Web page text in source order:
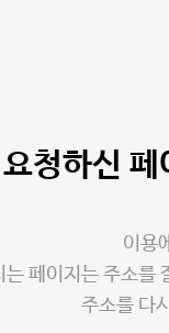
요청하신 페
이용
는 페이지는 주소를
주소를 다